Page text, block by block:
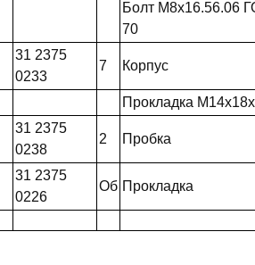
Болт М8х16.56.06
70
31 2375
0233
7 Корпус
Прокладка
31 2375
0238
2 Пробка
31 2375
0226
Об Прокладка